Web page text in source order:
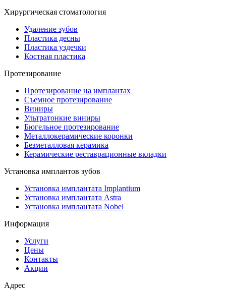
Хирургическая стоматология
Удаление зубов
Пластика десны
Пластика уздечки
Костная пластика
Протезирование
Протезирование на имплантах
Съемное протезирование
Виниры
Ультратонкие виниры
Бюгельное протезирование
Металлокерамические коронки
Безметалловая керамика
Керамические реставрационные вкладки
Установка имплантов зубов
Установка имплантата Implantium
Установка имплантата Astra
Установка имплантата Nobel
Информация
Услуги
Цены
Контакты
Акции
Адрес